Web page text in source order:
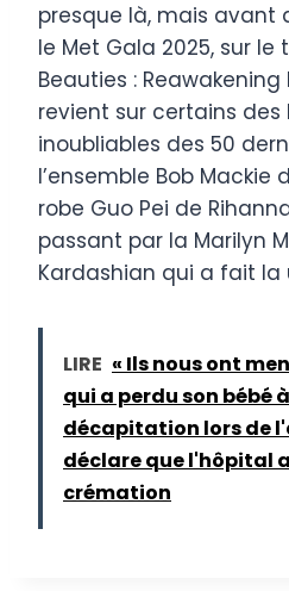
presque là, mais avant
le Met Gala 2025, sur le
Beauties : Reawakening
revient sur certains des
inoubliables des 50
l’ensemble Bob Mackie
robe Guo Pei de
passant par la Marilyn
Kardashian qui a fait la
LIRE « Ils nous ont
qui a perdu son bébé
décapitation lors de
déclare que l'hôpital
crémation